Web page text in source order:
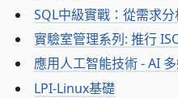
SQL中級實戰：從需求
實驗室管理系列: 推行
應用人工智能技術 - AI
LPI-Linux基礎